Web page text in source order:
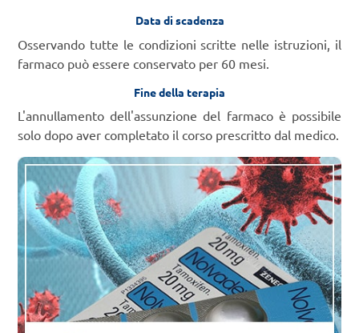
Data di scadenza
Osservando tutte le condizioni scritte nelle istruzioni, il
farmaco può essere conservato per 60 mesi.
Fine della terapia
L'annullamento dell'assunzione del farmaco è possibile
solo dopo aver completato il corso prescritto dal medico.